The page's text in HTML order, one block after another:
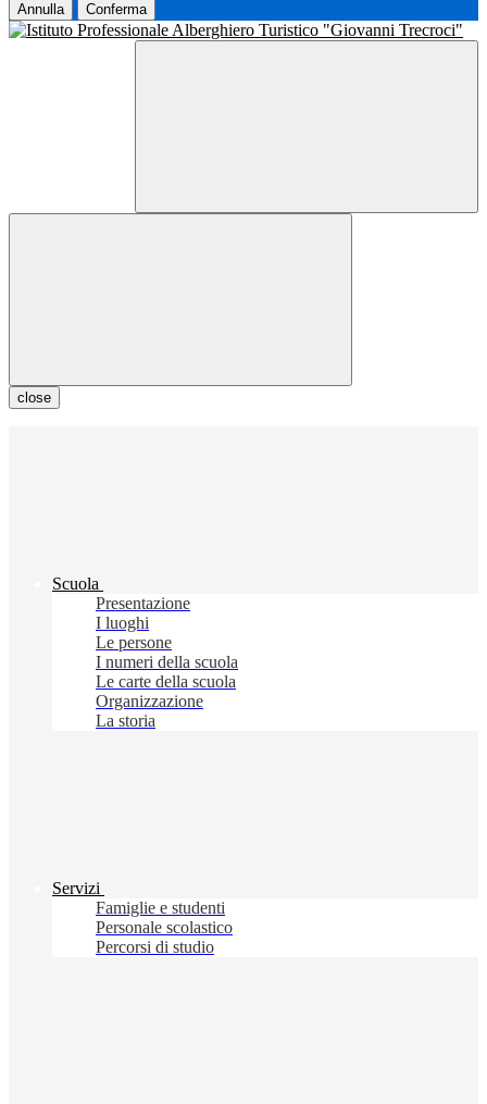
Annulla Conferma
close
Scuola
Presentazione
I luoghi
Le persone
I numeri della scuola
Le carte della scuola
Organizzazione
La storia
Servizi
Famiglie e studenti
Personale scolastico
Percorsi di studio